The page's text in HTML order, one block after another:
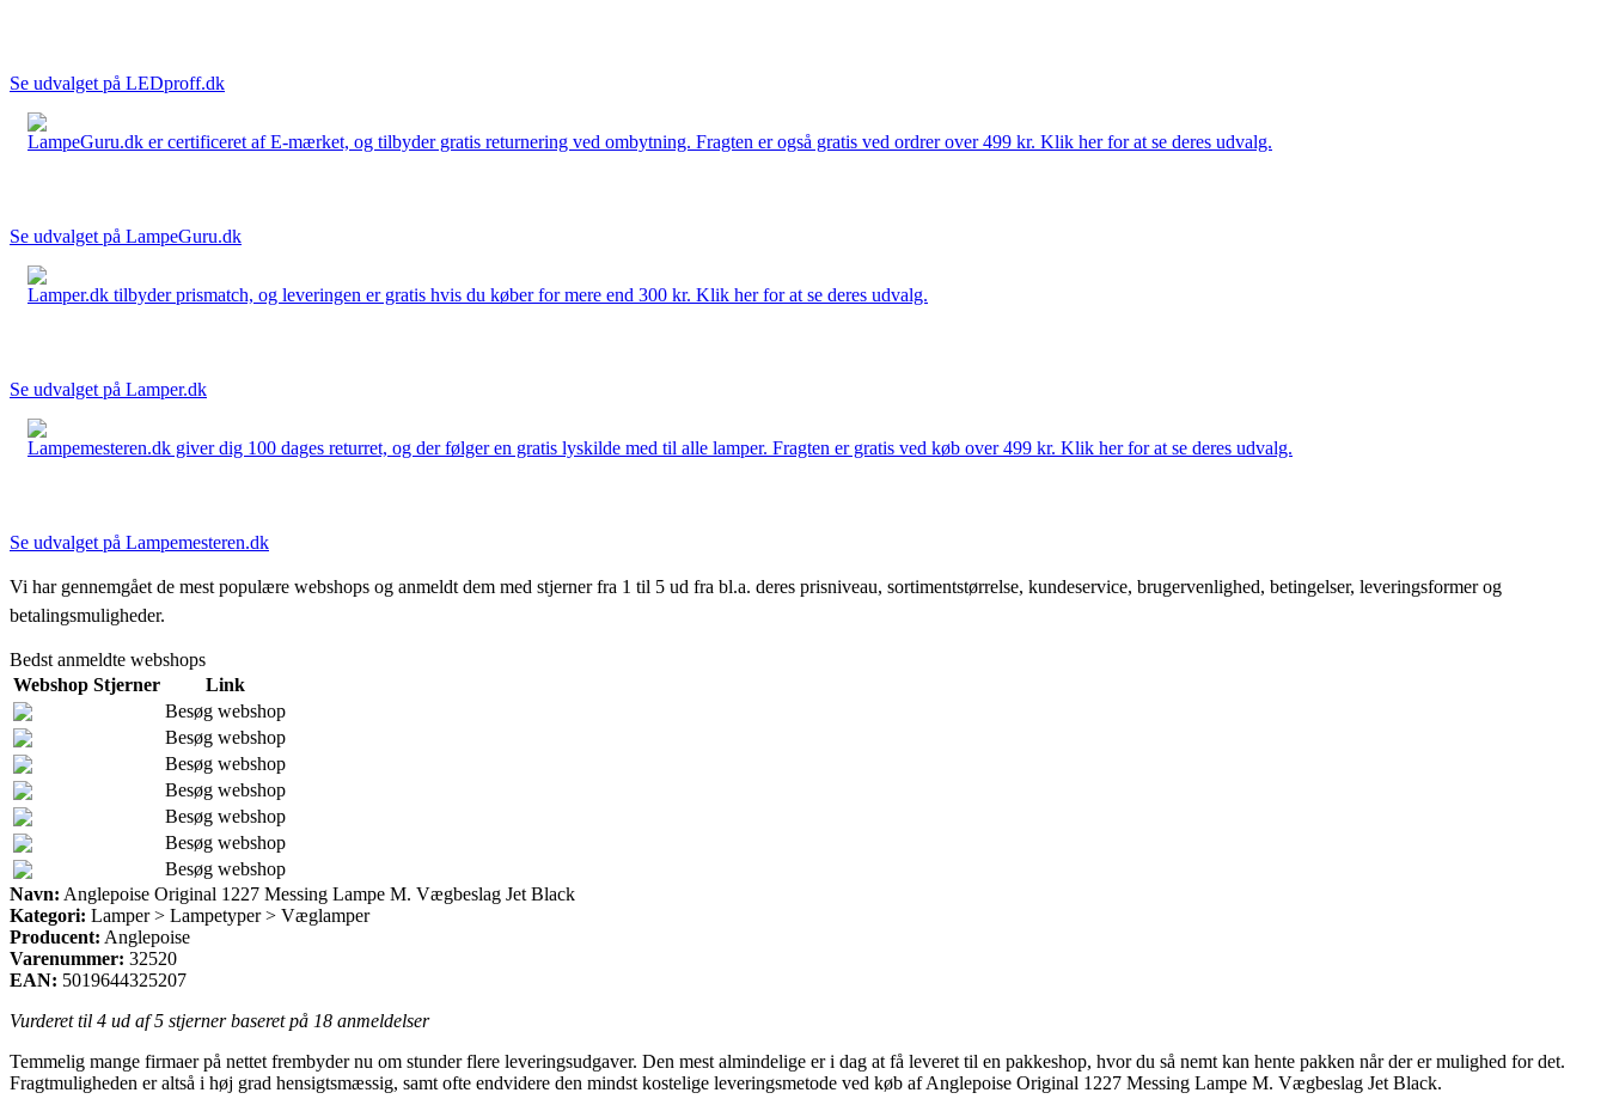
Se udvalget på LEDproff.dk
LampeGuru.dk er certificeret af E-mærket, og tilbyder gratis returnering ved ombytning. Fragten er også gratis ved ordrer over 499 kr. Klik her for at se deres udvalg.
Se udvalget på LampeGuru.dk
Lamper.dk tilbyder prismatch, og leveringen er gratis hvis du køber for mere end 300 kr. Klik her for at se deres udvalg.
Se udvalget på Lamper.dk
Lampemesteren.dk giver dig 100 dages returret, og der følger en gratis lyskilde med til alle lamper. Fragten er gratis ved køb over 499 kr. Klik her for at se deres udvalg.
Se udvalget på Lampemesteren.dk
Vi har gennemgået de mest populære webshops og anmeldt dem med stjerner fra 1 til 5 ud fra bl.a. deres prisniveau, sortimentstørrelse, kundeservice, brugervenlighed, betingelser, leveringsformer og
betalingsmuligheder.
Bedst anmeldte webshops
Webshop Stjerner
Link
Besøg webshop
Besøg webshop
Besøg webshop
Besøg webshop
Besøg webshop
Besøg webshop
Besøg webshop
Navn: Anglepoise Original 1227 Messing Lampe M. Vægbeslag Jet Black
Kategori: Lamper > Lampetyper > Væglamper
Producent: Anglepoise
Varenummer: 32520
EAN: 5019644325207
Vurderet til 4 ud af 5 stjerner baseret på 18 anmeldelser
Temmelig mange firmaer på nettet frembyder nu om stunder flere leveringsudgaver. Den mest almindelige er i dag at få leveret til en pakkeshop, hvor du så nemt kan hente pakken når der er mulighed for det.
Fragtmuligheden er altså i høj grad hensigtsmæssig, samt ofte endvidere den mindst kostelige leveringsmetode ved køb af Anglepoise Original 1227 Messing Lampe M. Vægbeslag Jet Black.